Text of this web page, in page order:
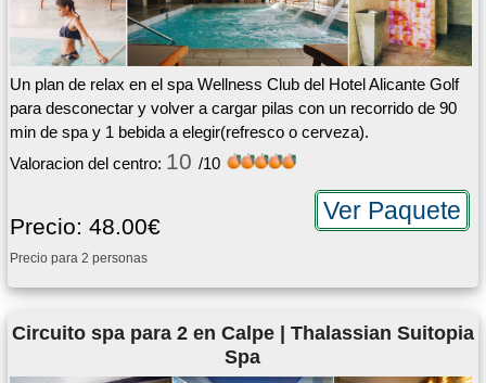
Un plan de relax en el spa Wellness Club del Hotel Alicante Golf
para desconectar y volver a cargar pilas con un recorrido de 90
min de spa y 1 bebida a elegir(refresco o cerveza).
Valoracion del centro: 10 /10
Ver Paquete
Precio: 48.00€
Precio para 2 personas
Circuito spa para 2 en Calpe | Thalassian Suitopia
Spa